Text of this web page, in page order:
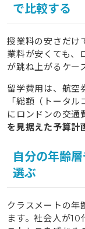
で比較する
授業料の安さだけ
業料が安くても、
が跳ね上がるケー
留学費用は、航空
「総額（トータ
にロンドンの交通
を見据えた予算計
自分の年齢
選ぶ
クラスメートの年
ます。社会人が